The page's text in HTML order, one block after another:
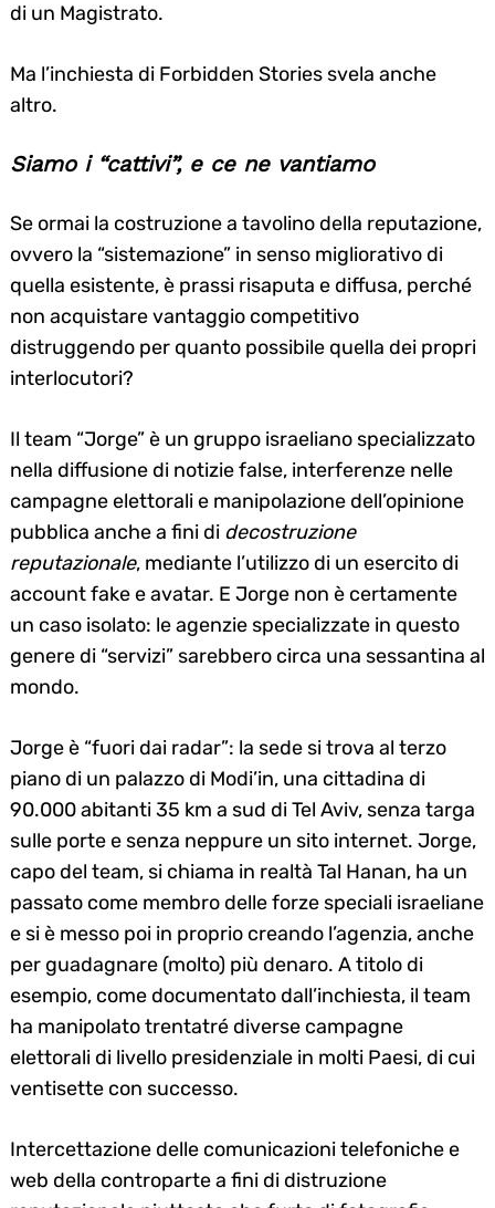
di un Magistrato.
Ma l’inchiesta di Forbidden Stories svela anche
altro.
Siamo i “cattivi”, e ce ne vantiamo
Se ormai la costruzione a tavolino della reputazione,
ovvero la “sistemazione” in senso migliorativo di
quella esistente, è prassi risaputa e diffusa, perché
non acquistare vantaggio competitivo
distruggendo per quanto possibile quella dei propri
interlocutori?
Il team “Jorge” è un gruppo israeliano specializzato
nella diffusione di notizie false, interferenze nelle
campagne elettorali e manipolazione dell’opinione
pubblica anche a fini di decostruzione
reputazionale, mediante l’utilizzo di un esercito di
account fake e avatar. E Jorge non è certamente
un caso isolato: le agenzie specializzate in questo
genere di “servizi” sarebbero circa una sessantina al
mondo.
Jorge è “fuori dai radar”: la sede si trova al terzo
piano di un palazzo di Modi’in, una cittadina di
90.000 abitanti 35 km a sud di Tel Aviv, senza targa
sulle porte e senza neppure un sito internet. Jorge,
capo del team, si chiama in realtà Tal Hanan, ha un
passato come membro delle forze speciali israeliane
e si è messo poi in proprio creando l’agenzia, anche
per guadagnare (molto) più denaro. A titolo di
esempio, come documentato dall’inchiesta, il team
ha manipolato trentatré diverse campagne
elettorali di livello presidenziale in molti Paesi, di cui
ventisette con successo.
Intercettazione delle comunicazioni telefoniche e
web della controparte a fini di distruzione
Search
for: